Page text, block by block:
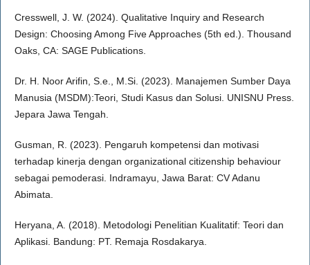
Cresswell, J. W. (2024). Qualitative Inquiry and Research
Design: Choosing Among Five Approaches (5th ed.). Thousand
Oaks, CA: SAGE Publications.
Dr. H. Noor Arifin, S.e., M.Si. (2023). Manajemen Sumber Daya
Manusia (MSDM):Teori, Studi Kasus dan Solusi. UNISNU Press.
Jepara Jawa Tengah.
Gusman, R. (2023). Pengaruh kompetensi dan motivasi
terhadap kinerja dengan organizational citizenship behaviour
sebagai pemoderasi. Indramayu, Jawa Barat: CV Adanu
Abimata.
Heryana, A. (2018). Metodologi Penelitian Kualitatif: Teori dan
Aplikasi. Bandung: PT. Remaja Rosdakarya.